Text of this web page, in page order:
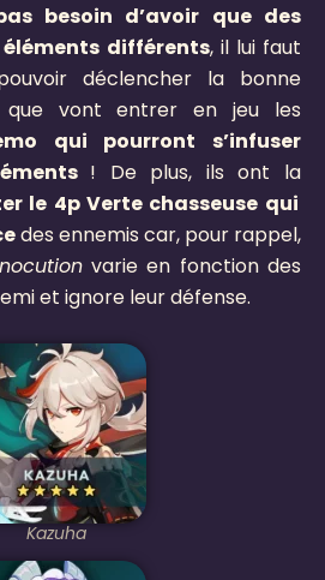
besoin d’avoir que des
différents, il lui faut
déclencher la bonne
que vont entrer en jeu les
qui pourront s’infuser
! De plus, ils ont la
le 4p Verte chasseuse qui
des ennemis car, pour rappel,
varie en fonction des
et ignore leur défense.
Kazuha